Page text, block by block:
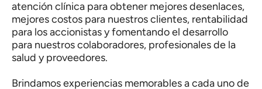
atención clínica para obtener mejores desenlaces,
mejores costos para nuestros clientes, rentabilidad
para los accionistas y fomentando el desarrollo
para nuestros colaboradores, profesionales de la
salud y proveedores.
Brindamos experiencias memorables a cada uno de